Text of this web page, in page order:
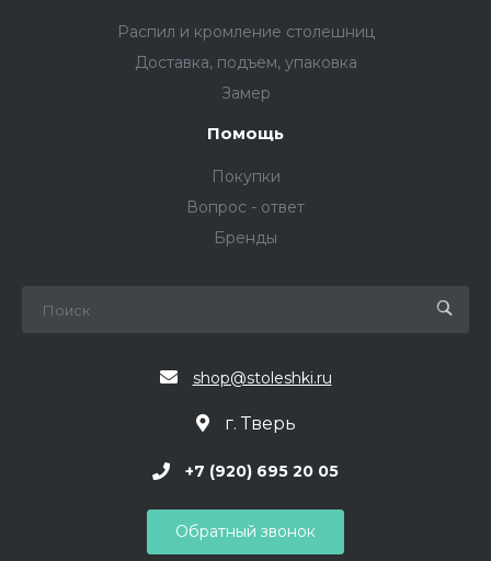
Распил и кромление столешниц
Доставка, подъем, упаковка
Замер
Помощь
Покупки
Вопрос - ответ
Бренды
shop@stoleshki.ru
г. Тверь
+7 (920) 695 20 05
Обратный звонок